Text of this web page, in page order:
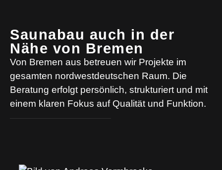
Saunabau auch in der
Nähe von Bremen
Von Bremen aus betreuen wir Projekte im
gesamten nordwestdeutschen Raum. Die
Beratung erfolgt persönlich, strukturiert und mit
einem klaren Fokus auf Qualität und Funktion.